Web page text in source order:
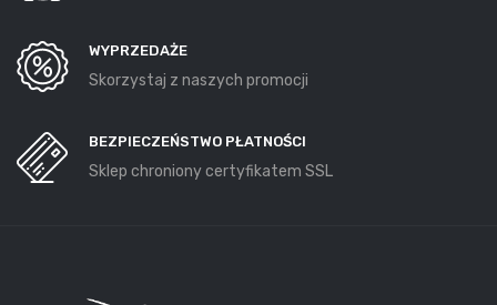
WYPRZEDAŻE
Skorzystaj z naszych promocji
BEZPIECZEŃSTWO PŁATNOŚCI
Sklep chroniony certyfikatem SSL